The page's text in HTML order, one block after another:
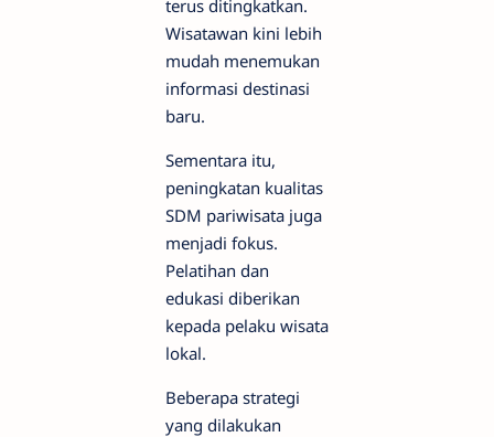
terus ditingkatkan.
Wisatawan kini lebih
mudah menemukan
informasi destinasi
baru.
Sementara itu,
peningkatan kualitas
SDM pariwisata juga
menjadi fokus.
Pelatihan dan
edukasi diberikan
kepada pelaku wisata
lokal.
Beberapa strategi
yang dilakukan